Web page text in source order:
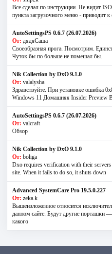
Все сделал по инструкции. Не видит
пункта загрузочного меню - приводит
AutoSettingsPS 0.6.7 (26.07.2026)
От: дядяСаша
Своеобразная прога. Посмотрим.
Чуток бы по больше не помешал бы.
Nik Collection by DxO 9.1.0
От: valalysha
Здравствуйте. При установке ошибка
Windows 11 Домашняя Insider Preview
AutoSettingsPS 0.6.7 (26.07.2026)
От: valcraft
Обзор
Nik Collection by DxO 9.1.0
От: boliga
Dxo requires verification with their
site. When it fails to do so, it shuts down
Advanced SystemCare Pro 19.5.0.227
От: zeka.k
Вышеизложенное относится
данном сайте. Будут другие порташки
какого